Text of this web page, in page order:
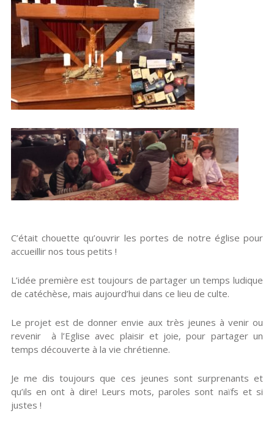
C’était chouette qu’ouvrir les portes de notre église pour
accueillir nos tous petits !
L’idée première est toujours de partager un temps ludique
de catéchèse, mais aujourd’hui dans ce lieu de culte.
Le projet est de donner envie aux très jeunes à venir ou
revenir à l’Eglise avec plaisir et joie, pour partager un
temps découverte à la vie chrétienne.
Je me dis toujours que ces jeunes sont surprenants et
qu’ils en ont à dire! Leurs mots, paroles sont naïfs et si
justes !